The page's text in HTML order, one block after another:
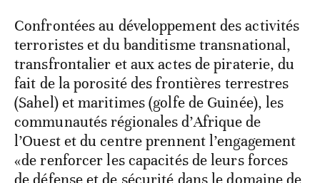
Confrontées au développement des activités
terroristes et du banditisme transnational,
transfrontalier et aux actes de piraterie, du
fait de la porosité des frontières terrestres
(Sahel) et maritimes (golfe de Guinée), les
communautés régionales d’Afrique de
l’Ouest et du centre prennent l’engagement
«de renforcer les capacités de leurs forces